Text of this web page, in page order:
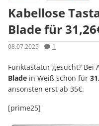
Kabellose
Blade für
08.07.2025 1
Funktastatur gesucht? Bei
Blade in Weiß schon für
ansonsten erst ab 35€.
[prime25]